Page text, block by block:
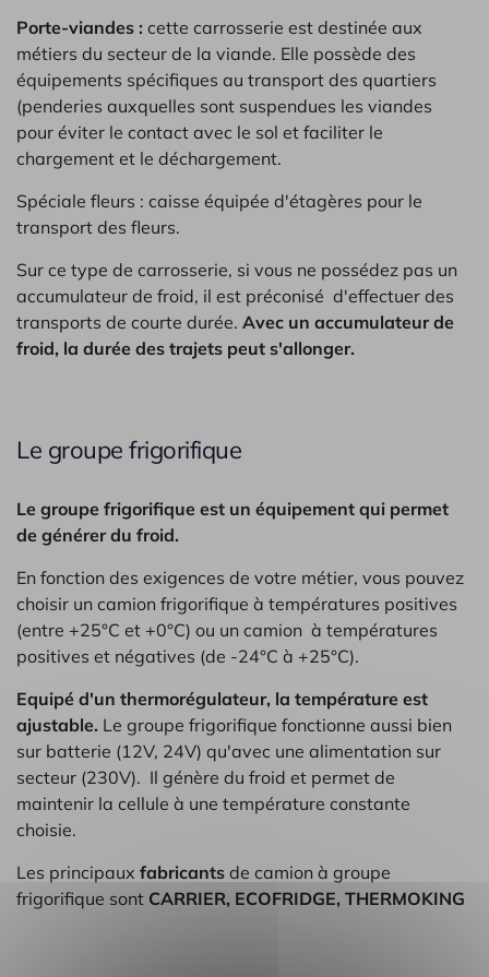
Porte-viandes : cette carrosserie est destinée aux
métiers du secteur de la viande. Elle possède des
équipements spécifiques au transport des quartiers
(penderies auxquelles sont suspendues les viandes
pour éviter le contact avec le sol et faciliter le
chargement et le déchargement.
Spéciale fleurs : caisse équipée d'étagères pour le
transport des fleurs.
Sur ce type de carrosserie, si vous ne possédez pas un
accumulateur de froid, il est préconisé d'effectuer des
transports de courte durée. Avec un accumulateur de
froid, la durée des trajets peut s'allonger.
Le groupe frigorifique
Le groupe frigorifique est un équipement qui permet
de générer du froid.
En fonction des exigences de votre métier, vous pouvez
choisir un camion frigorifique à températures positives
(entre +25°C et +0°C) ou un camion à températures
positives et négatives (de -24°C à +25°C).
Equipé d'un thermorégulateur, la température est
ajustable. Le groupe frigorifique fonctionne aussi bien
sur batterie (12V, 24V) qu'avec une alimentation sur
secteur (230V). Il génère du froid et permet de
maintenir la cellule à une température constante
choisie.
Les principaux fabricants de camion à groupe
frigorifique sont CARRIER, ECOFRIDGE, THERMOKING